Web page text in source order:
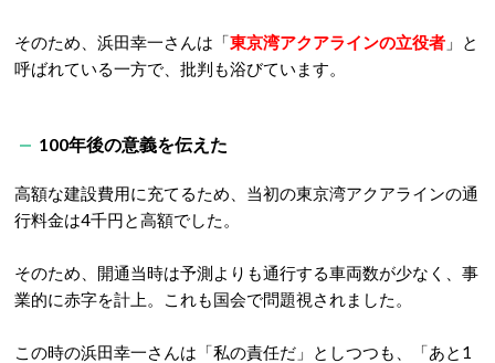
そのため、浜田幸一さんは「東京湾アクアラインの立役者 」と
呼ばれている一方で、批判も浴びています。
100年後の意義を伝えた
高額な建設費用に充てるため、当初の東京湾アクアラインの通
行料金は4千円と高額でした。
そのため、開通当時は予測よりも通行する車両数が少なく、事
業的に赤字を計上。これも国会で問題視されました。
この時の浜田幸一さんは「私の責任だ」としつつも、「あと1